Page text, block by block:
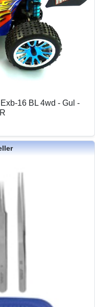
16 BL 4wd - Gul -